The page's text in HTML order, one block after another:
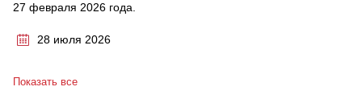
27 февраля 2026 года.
28 июля 2026
Показать все